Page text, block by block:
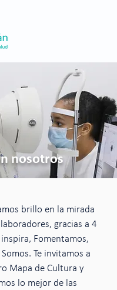
nosotros
brillo en la mirada
gracias a 4
Fomentamos,
Te invitamos a
Mapa de Cultura y
lo mejor de las